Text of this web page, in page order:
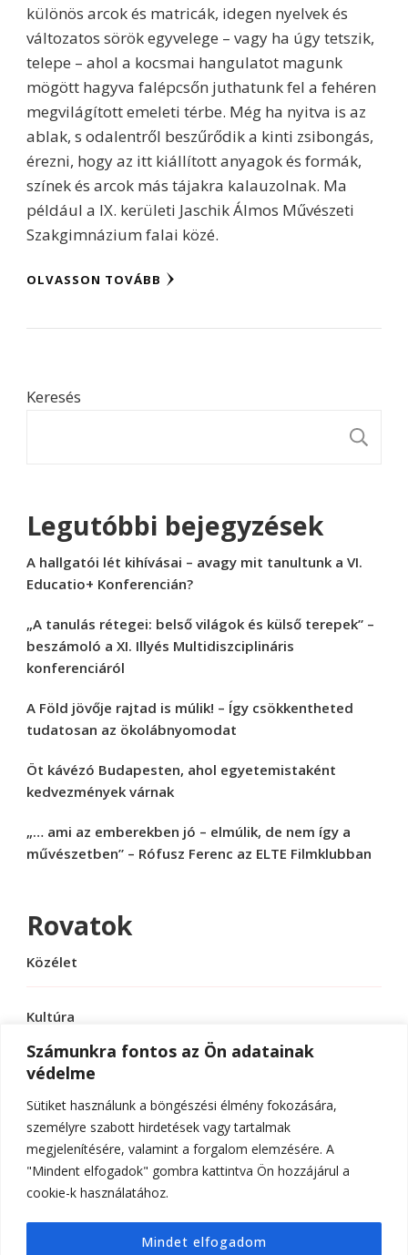
Számunkra fontos az Ön adatainak
védelme
Sütiket használunk a böngészési élmény fokozására,
személyre szabott hirdetések vagy tartalmak
megjelenítésére, valamint a forgalom elemzésére. A
"Mindent elfogadok" gombra kattintva Ön hozzájárul a
cookie-k használatához.
Mindet elfogadom
különös arcok és matricák, idegen nyelvek és
változatos sörök egyvelege – vagy ha úgy tetszik,
telepe – ahol a kocsmai hangulatot magunk
mögött hagyva falépcsőn juthatunk fel a fehéren
megvilágított emeleti térbe. Még ha nyitva is az
ablak, s odalentről beszűrődik a kinti zsibongás,
érezni, hogy az itt kiállított anyagok és formák,
színek és arcok más tájakra kalauzolnak. Ma
például a IX. kerületi Jaschik Álmos Művészeti
Szakgimnázium falai közé.
OLVASSON TOVÁBB
Keresés
Legutóbbi bejegyzések
A hallgatói lét kihívásai – avagy mit tanultunk a VI.
Educatio+ Konferencián?
„A tanulás rétegei: belső világok és külső terepek” –
beszámoló a XI. Illyés Multidiszciplináris
konferenciáról
A Föld jövője rajtad is múlik! – Így csökkentheted
tudatosan az ökolábnyomodat
Öt kávézó Budapesten, ahol egyetemistaként
kedvezmények várnak
„… ami az emberekben jó – elmúlik, de nem így a
művészetben” – Rófusz Ferenc az ELTE Filmklubban
Rovatok
Közélet
Kultúra
Sport
Tudomány
© Szerzői jog 2026ELTE Online